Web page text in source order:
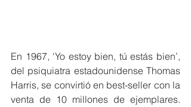
En 1967, ‘Yo estoy bien, tú estás bien’,
del psiquiatra estadounidense Thomas
Harris, se convirtió en best-seller con la
venta de 10 millones de ejemplares.